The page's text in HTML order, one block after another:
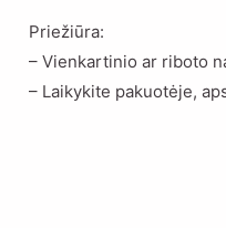
Priežiūra:
– Vienkartinio ar riboto
– Laikykite pakuotėje,